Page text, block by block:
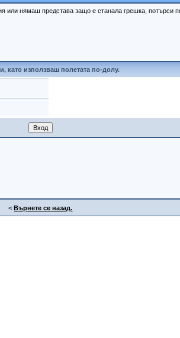
или нямаш представа защо е станала грешка, потърси
като използваш полетата по-долу.
<Върнете се назад.